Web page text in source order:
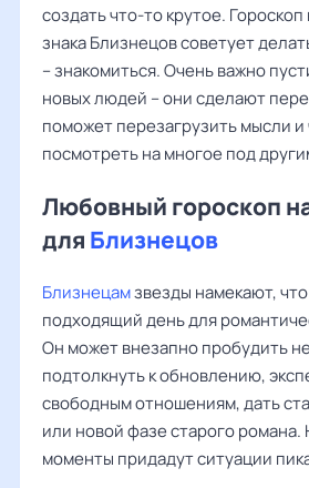
создать что-то крутое.
знака Близнецов советует
– знакомиться. Очень важно
новых людей – они сделают
поможет перезагрузить мысли и
посмотреть на многое под
Любовный гороскоп
для Близнецов
Близнецамзвезды намекают,
подходящий день для
Он может внезапно пробудить
подтолкнуть к обновлению,
свободным отношениям, дать
или новой фазе старого
моменты придадут ситуации